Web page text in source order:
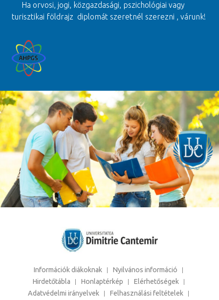
Ha orvosi, jogi, közgazdasági, pszichológiai vagy
turisztikai földrajz diplomát szeretnél szerezni , várunk!
Információk diákoknak
Nyilvános információ
Hirdetőtábla
Honlaptérkép
Elérhetőségek
Adatvédelmi irányelvek
Felhasználási feltételek